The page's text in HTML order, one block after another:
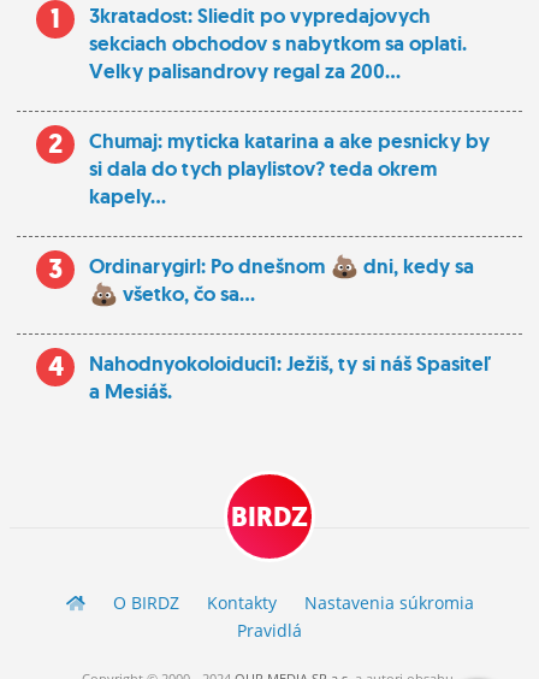
1
3kratadost: Sliedit po vypredajovych
sekciach obchodov s nabytkom sa oplati.
Velky palisandrovy regal za 200...
2
Chumaj: myticka katarina a ake pesnicky by
si dala do tych playlistov? teda okrem
kapely...
3 Ordinarygirl: Po dnešnom
dni, kedy sa
všetko, čo sa...
4
Nahodnyokoloiduci1: Ježiš, ty si náš Spasiteľ
a Mesiáš.
BIRDZ
O BIRDZ Kontakty
Nastavenia súkromia
Pravidlá